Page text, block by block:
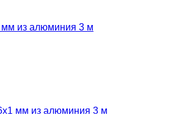
мм из алюминия 3 м